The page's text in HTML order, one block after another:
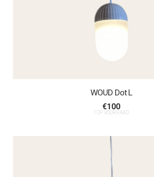
WOUD Dot L
€100
1 OP VOORRAAD